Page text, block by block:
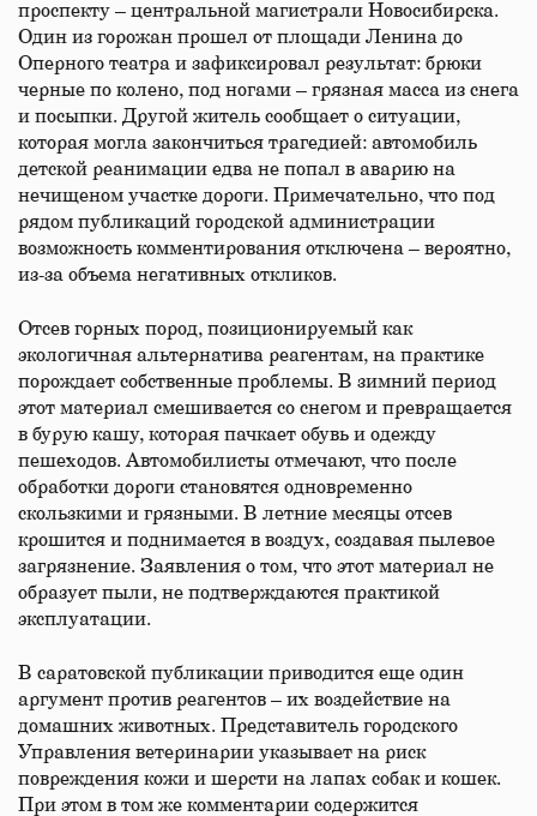
проспекту – центральной магистрали Новосибирска.
Один из горожан прошел от площади Ленина до
Оперного театра и зафиксировал результат: брюки
черные по колено, под ногами – грязная масса из снега
и посыпки. Другой житель сообщает о ситуации,
которая могла закончиться трагедией: автомобиль
детской реанимации едва не попал в аварию на
нечищеном участке дороги. Примечательно, что под
рядом публикаций городской администрации
возможность комментирования отключена – вероятно,
из-за объема негативных откликов.
Отсев горных пород, позиционируемый как
экологичная альтернатива реагентам, на практике
порождает собственные проблемы. В зимний период
этот материал смешивается со снегом и превращается
в бурую кашу, которая пачкает обувь и одежду
пешеходов. Автомобилисты отмечают, что после
обработки дороги становятся одновременно
скользкими и грязными. В летние месяцы отсев
крошится и поднимается в воздух, создавая пылевое
загрязнение. Заявления о том, что этот материал не
образует пыли, не подтверждаются практикой
эксплуатации.
В саратовской публикации приводится еще один
аргумент против реагентов – их воздействие на
домашних животных. Представитель городского
Управления ветеринарии указывает на риск
повреждения кожи и шерсти на лапах собак и кошек.
При этом в том же комментарии содержится